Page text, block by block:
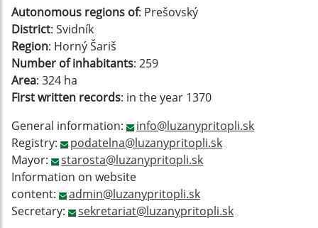
Autonomous regions of: Prešovský
District: Svidník
Region: Horný Šariš
Number of inhabitants: 259
Area: 324 ha
First written records: in the year 1370
General information:
info@luzanypritopli.sk
Registry:
podatelna@luzanypritopli.sk
Mayor:
starosta@luzanypritopli.sk
Information on website
content:
admin@luzanypritopli.sk
Secretary:
sekretariat@luzanypritopli.sk